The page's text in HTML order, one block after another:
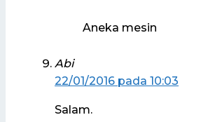
Aneka mesin
Abi
22/01/2016 pada 10:03
Salam.